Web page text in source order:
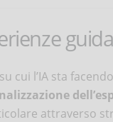
cui l’IA sta
attraverso